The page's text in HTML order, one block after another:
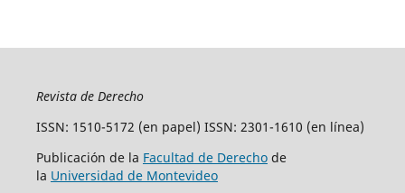
Revista de Derecho
ISSN: 1510-5172 (en papel) ISSN: 2301-1610 (en línea)
Publicación de la Facultad de Derechode
la Universidad de Montevideo